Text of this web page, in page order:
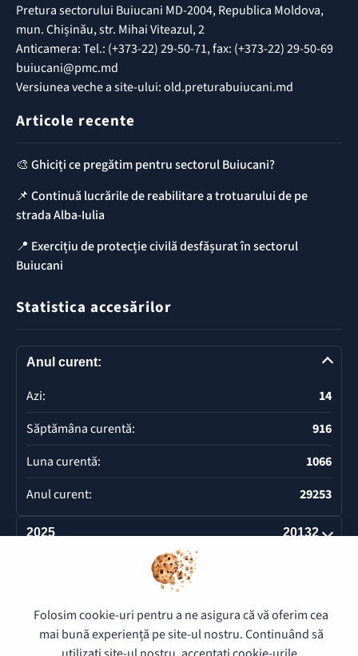
Pretura sectorului Buiucani MD-2004, Republica Moldova,
mun. Chișinău, str. Mihai Viteazul, 2
Anticamera: Tel.: (+373-22) 29-50-71, fax: (+373-22) 29-50-69
buiucani@pmc.md
Versiunea veche a site-ului: old.preturabuiucani.md
Articole recente
🎨 Ghiciți ce pregătim pentru sectorul Buiucani?
📌 Continuă lucrările de reabilitare a trotuarului de pe
strada Alba-Iulia
📍 Exercițiu de protecție civilă desfășurat în sectorul
Buiucani
Statistica accesărilor
Anul curent:
Azi:
14
Săptămâna curentă:
916
Luna curentă:
1066
Anul curent:
29253
2025 20132
Deschide
© 2026 Pretura Buiucani - Toate drepturile rezervate.
Folosim cookie-uri pentru a ne asigura că vă oferim cea
mai bună experiență pe site-ul nostru. Continuând să